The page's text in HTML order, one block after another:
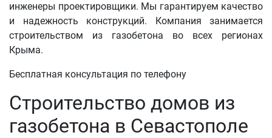
инженеры проектировщики. Мы гарантируем качество
и надежность конструкций. Компания занимается
строительством из газобетона во всех регионах
Крыма.
Бесплатная консультация по телефону
Строительство домов из
газобетона в Севастополе